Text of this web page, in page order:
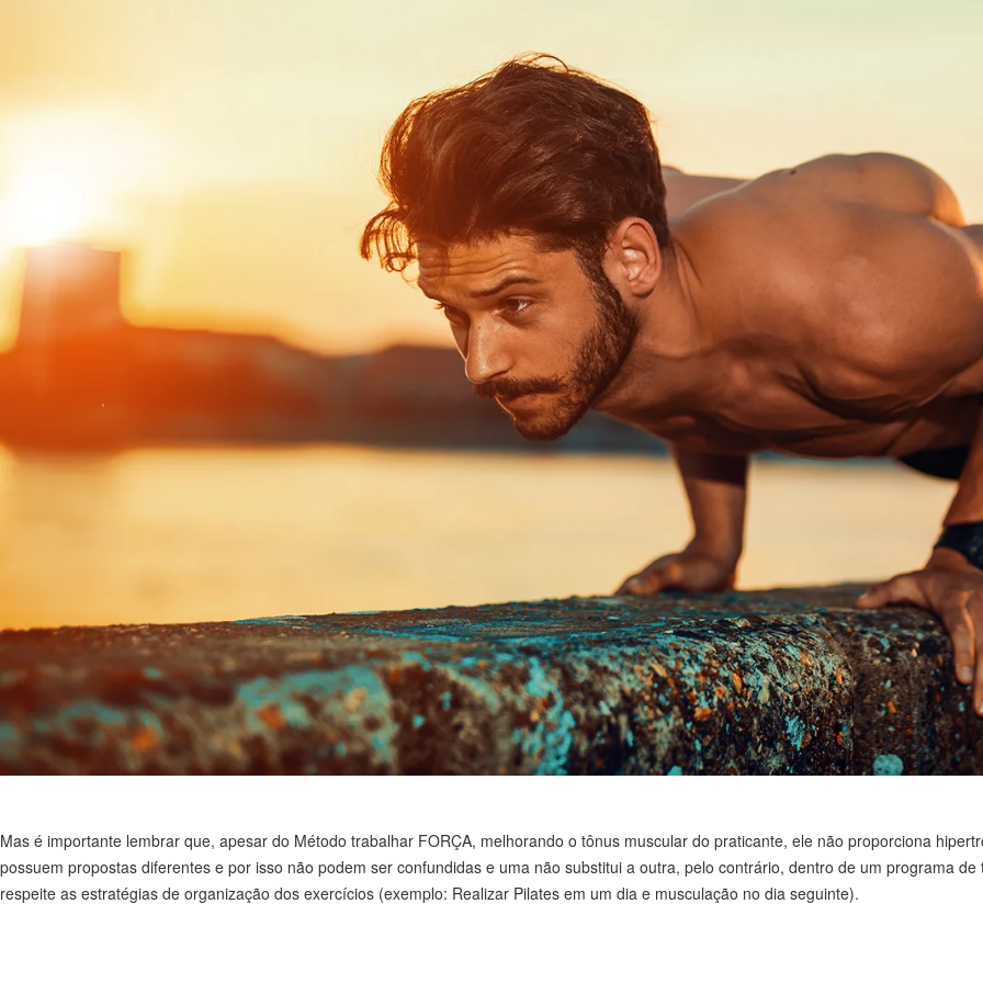
Mas é importante lembrar que, apesar do Método trabalhar FORÇA, melhorando o tônus muscular do praticante, ele não proporciona
possuem propostas diferentes e por isso não podem ser confundidas e uma não substitui a outra, pelo contrário, dentro de um programa
respeite as estratégias de organização dos exercícios (exemplo: Realizar Pilates em um dia e musculação no dia seguinte).